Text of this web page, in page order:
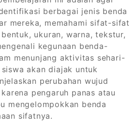
berbagai jenis benda
mereka, memahami sifat-sifat
ukuran, warna, tekstur,
kegunaan benda-
menunjang aktivitas sehari-
akan diajak untuk
perubahan wujud
pengaruh panas atau
mengelompokkan benda
sifatnya.